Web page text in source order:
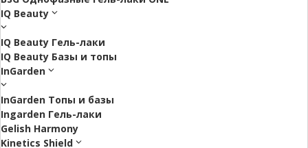
IQ Beauty
IQ Beauty Гель-лаки
IQ Beauty Базы и топы
InGarden
InGarden Топы и базы
Ingarden Гель-лаки
Gelish Harmony
Kinetics Shield